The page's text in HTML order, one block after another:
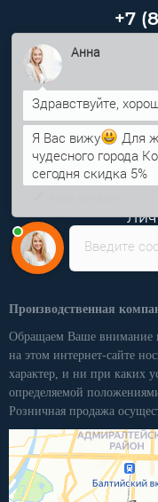
+7
Производственная
Обращаем Ваше внимание
на этом интернет-сайте
характер, и ни при каких
определяемой
Розничная продажа
Введите
Я Вас вижу
Для
чудесного города
сегодня скидка 5%